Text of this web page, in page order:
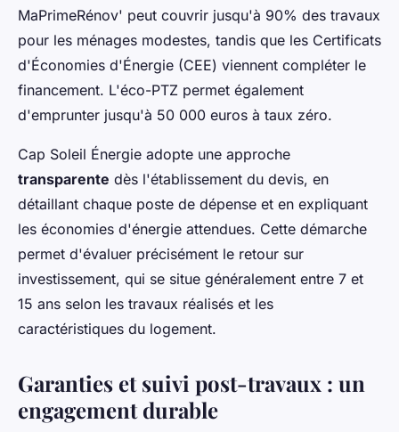
MaPrimeRénov' peut couvrir jusqu'à 90% des travaux
pour les ménages modestes, tandis que les Certificats
d'Économies d'Énergie (CEE) viennent compléter le
financement. L'éco-PTZ permet également
d'emprunter jusqu'à 50 000 euros à taux zéro.
Cap Soleil Énergie adopte une approche
transparente dès l'établissement du devis, en
détaillant chaque poste de dépense et en expliquant
les économies d'énergie attendues. Cette démarche
permet d'évaluer précisément le retour sur
investissement, qui se situe généralement entre 7 et
15 ans selon les travaux réalisés et les
caractéristiques du logement.
Garanties et suivi post-travaux : un
engagement durable